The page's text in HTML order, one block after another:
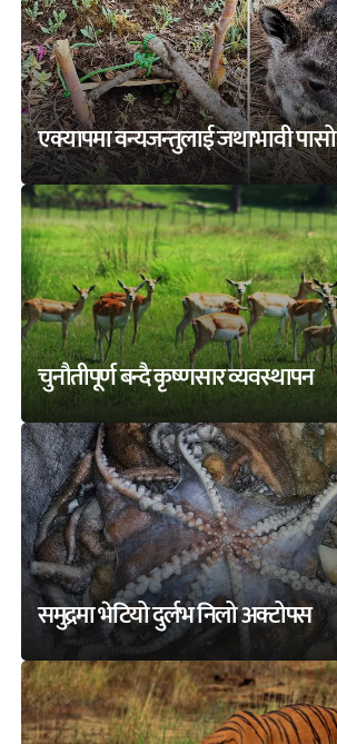
एक्यापमा वन्यजन्तुलाई जथाभावी पासो
चुनौतीपूर्ण बन्दै कृष्णसार व्यवस्थापन
समुद्रमा भेटियो दुर्लभ निलो अक्टोपस